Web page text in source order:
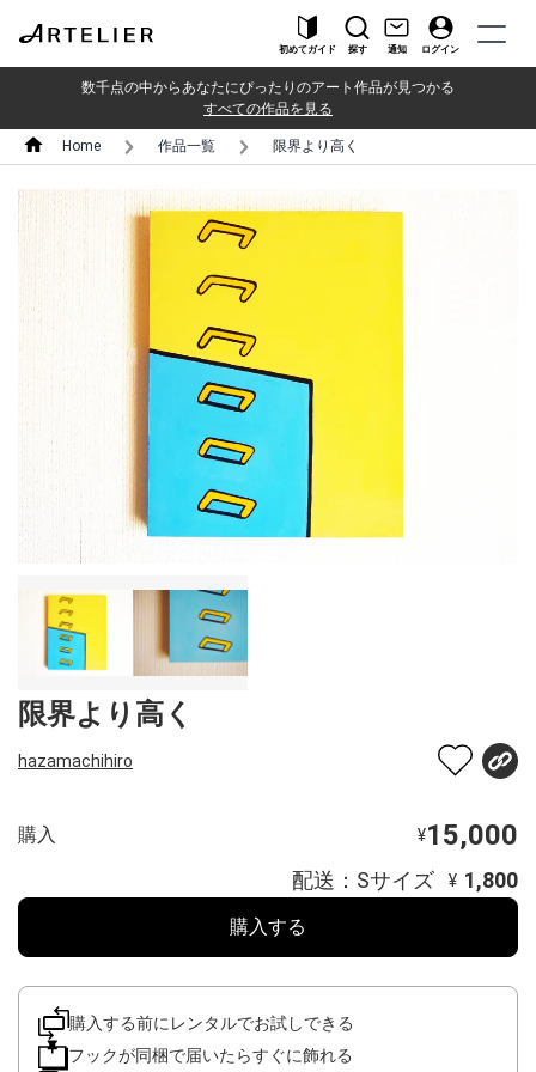
初めてガイド 探す 通知 ログイン
数千点の中からあなたにぴったりのアート作品が見つかる
すべての作品を見る
Home 作品一覧 限界より高く
限界より高く
hazamachihiro
購入 ¥15,000
配送：Sサイズ ¥ 1,800
購入する
購入する前にレンタルでお試しできる
フックが同梱で届いたらすぐに飾れる